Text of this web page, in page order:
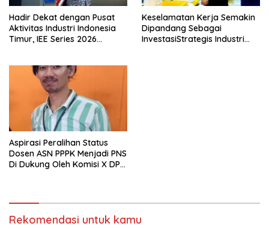
Hadir Dekat dengan Pusat
Aktivitas Industri Indonesia
Timur, IEE Series 2026
Keselamatan Kerja Semakin
Dipandang Sebagai
InvestasiStrategis Industri
Aspirasi Peralihan Status
Dosen ASN PPPK Menjadi PNS
Di Dukung Oleh Komisi X DPR
Rekomendasi untuk kamu